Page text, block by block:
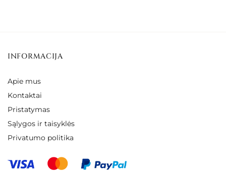
INFORMACIJA
Apie mus
Kontaktai
Pristatymas
Sąlygos ir taisyklės
Privatumo politika